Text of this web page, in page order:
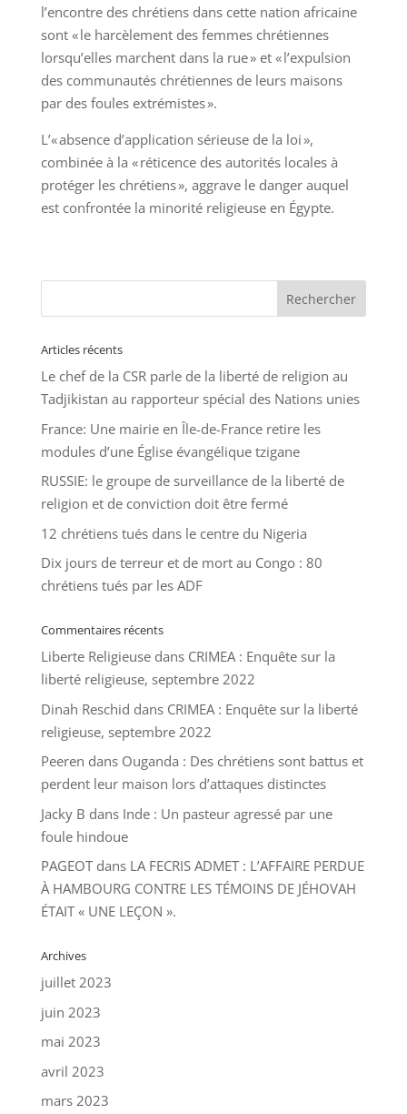
l’encontre des chrétiens dans cette nation africaine
sont « le harcèlement des femmes chrétiennes
lorsqu’elles marchent dans la rue » et « l’expulsion
des communautés chrétiennes de leurs maisons
par des foules extrémistes ».
L’« absence d’application sérieuse de la loi »,
combinée à la « réticence des autorités locales à
protéger les chrétiens », aggrave le danger auquel
est confrontée la minorité religieuse en Égypte.
Articles récents
Le chef de la CSR parle de la liberté de religion au
Tadjikistan au rapporteur spécial des Nations unies
France: Une mairie en Île-de-France retire les
modules d’une Église évangélique tzigane
RUSSIE: le groupe de surveillance de la liberté de
religion et de conviction doit être fermé
12 chrétiens tués dans le centre du Nigeria
Dix jours de terreur et de mort au Congo : 80
chrétiens tués par les ADF
Commentaires récents
Liberte Religieusedans CRIMEA : Enquête sur la
liberté religieuse, septembre 2022
Dinah Reschid dans CRIMEA : Enquête sur la liberté
religieuse, septembre 2022
Peeren dans Ouganda : Des chrétiens sont battus et
perdent leur maison lors d’attaques distinctes
Jacky B dans Inde : Un pasteur agressé par une
foule hindoue
PAGEOTdans LA FECRIS ADMET : L’AFFAIRE PERDUE
À HAMBOURG CONTRE LES TÉMOINS DE JÉHOVAH
ÉTAIT « UNE LEÇON ».
Archives
juillet 2023
juin 2023
mai 2023
avril 2023
mars 2023